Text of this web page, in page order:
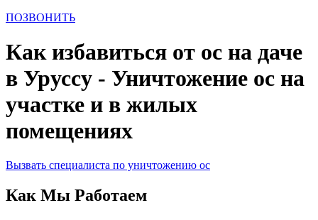
ПОЗВОНИТЬ
Как избавиться от ос на даче
в Уруссу - Уничтожение ос на
участке и в жилых
помещениях
Вызвать специалиста по уничтожению ос
Как Мы Работаем